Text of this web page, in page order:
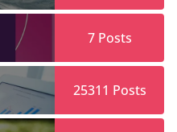
7Posts
25311 Posts